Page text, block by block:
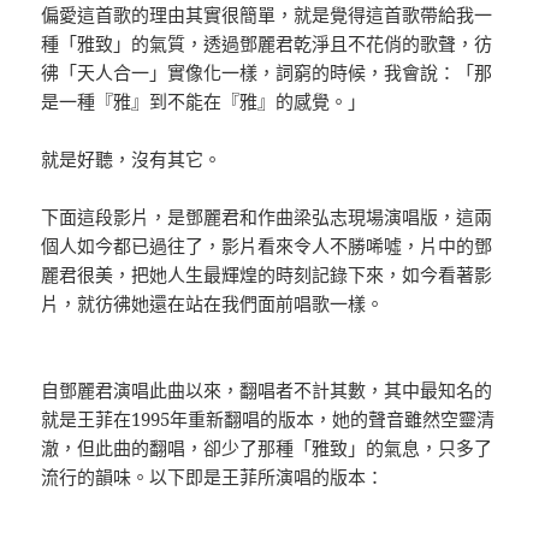
偏愛這首歌的理由其實很簡單，就是覺得這首歌帶給我一
種「雅致」的氣質，透過鄧麗君乾淨且不花俏的歌聲，彷
彿「天人合一」實像化一樣，詞窮的時候，我會說：「那
是一種『雅』到不能在『雅』的感覺。」
就是好聽，沒有其它。
下面這段影片，是鄧麗君和作曲梁弘志現場演唱版，這兩
個人如今都已過往了，影片看來令人不勝唏噓，片中的鄧
麗君很美，把她人生最輝煌的時刻記錄下來，如今看著影
片，就彷彿她還在站在我們面前唱歌一樣。
自鄧麗君演唱此曲以來，翻唱者不計其數，其中最知名的
就是王菲在1995年重新翻唱的版本，她的聲音雖然空靈清
澈，但此曲的翻唱，卻少了那種「雅致」的氣息，只多了
流行的韻味。以下即是王菲所演唱的版本：